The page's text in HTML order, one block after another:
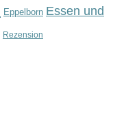
Eppelborn Essen und
Rezension